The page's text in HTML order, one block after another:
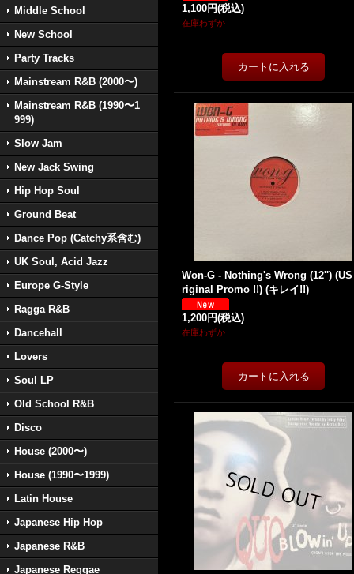
Middle School
New School
Party Tracks
Mainstream R&B (2000〜)
Mainstream R&B (1990〜1
999)
Slow Jam
New Jack Swing
Hip Hop Soul
Ground Beat
Dance Pop (Catchy系含む)
UK Soul, Acid Jazz
Europe G-Style
Ragga R&B
Dancehall
Lovers
Soul LP
Old School R&B
Disco
House (2000〜)
House (1990〜1999)
Latin House
Japanese Hip Hop
Japanese R&B
Japanese Reggae
1,100円(税込)
在庫わずか
Won-G - Nothing's Wrong (12'') (US
riginal Promo !!) (キレイ!!)
1,200円(税込)
在庫わずか